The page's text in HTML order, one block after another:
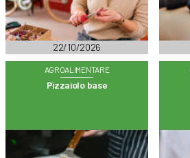
22/10/2026
AGROALIMENTARE
Pizzaiolo base